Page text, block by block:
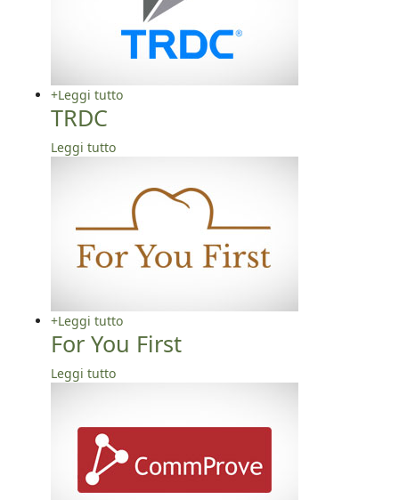
+Leggi tutto
TRDC
Leggi tutto
+Leggi tutto
For You First
Leggi tutto